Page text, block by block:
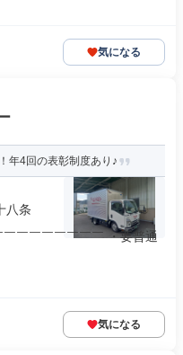
気になる
年4回の表彰制度あり♪
八条
￣￣￣￣￣￣￣ ・要普通
気になる